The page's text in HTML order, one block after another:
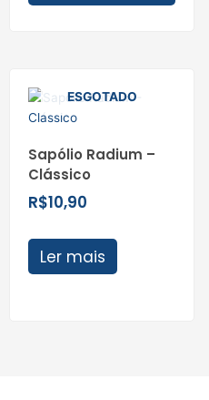
ESGOTADO
Sapólio Radium –
Clássico
R$10,90
Ler mais